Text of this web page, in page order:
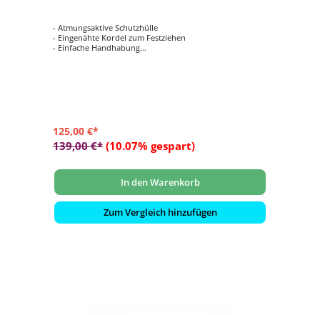
- Atmungsaktive Schutzhülle
- Eingenähte Kordel zum Festziehen
- Einfache Handhabung
125,00 €*
139,00 €* (10.07% gespart)
In den Warenkorb
Zum Vergleich hinzufügen